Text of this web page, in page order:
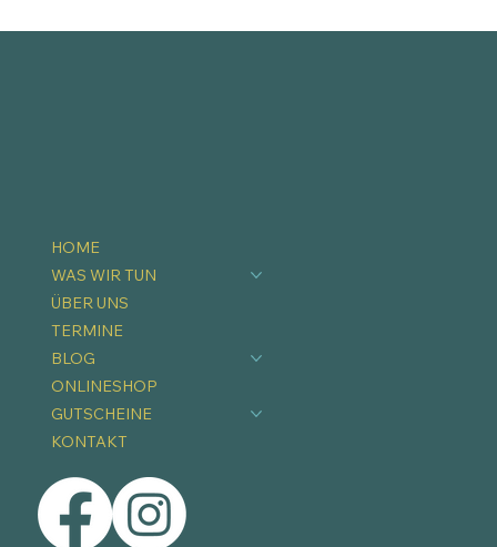
HOME
WAS WIR TUN
ÜBER UNS
TERMINE
BLOG
ONLINESHOP
GUTSCHEINE
KONTAKT